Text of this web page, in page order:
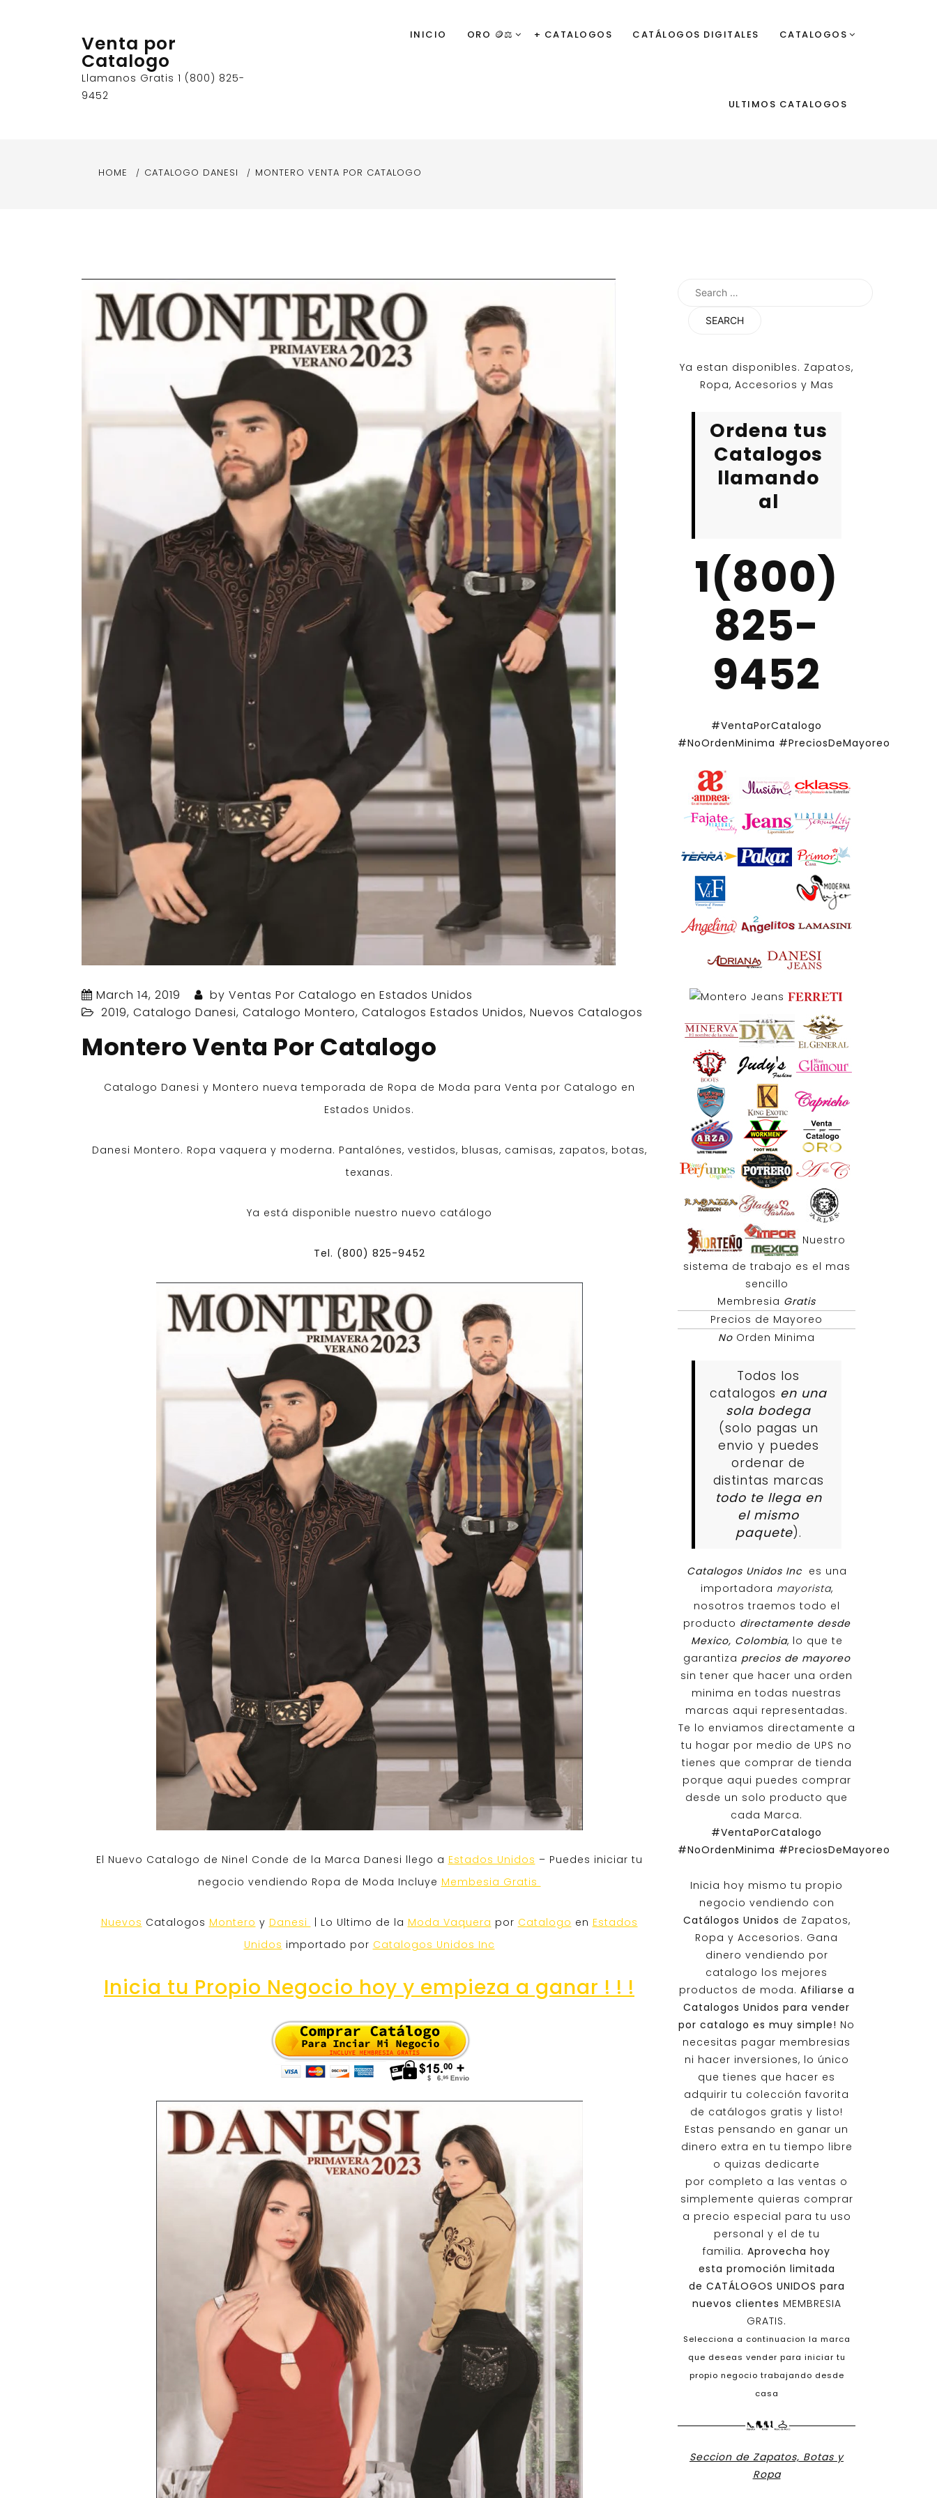
Venta por
Catalogo
Llamanos Gratis 1 (800) 825-
9452
INICIO ORO 🪙⚖️ + CATALOGOS CATÁLOGOS DIGITALES CATALOGOS
ULTIMOS CATALOGOS
HOME CATALOGO DANESI MONTERO VENTA POR CATALOGO
March 14, 2019 by Ventas Por Catalogo en Estados Unidos
2019, Catalogo Danesi, Catalogo Montero, Catalogos Estados Unidos, Nuevos Catalogos
Montero Venta Por Catalogo
Catalogo Danesi y Montero nueva temporada de Ropa de Moda para Venta por Catalogo en
Estados Unidos.
Danesi Montero. Ropa vaquera y moderna. Pantalónes, vestidos, blusas, camisas, zapatos, botas,
texanas.
Ya está disponible nuestro nuevo catálogo
Tel. (800) 825-9452
El Nuevo Catalogo de Ninel Conde de la Marca Danesi llego a Estados Unidos – Puedes iniciar tu
negocio vendiendo Ropa de Moda Incluye Membesia Gratis
Nuevos Catalogos Montero y Danesi | Lo Ultimo de la Moda Vaquera por Catalogo en Estados
Unidos importado por Catalogos Unidos Inc
Inicia tu Propio Negocio hoy y empieza a ganar ! ! !
Search
Ya estan disponibles. Zapatos,
Ropa, Accesorios y Mas
Ordena tus
Catalogos
llamando
al
1(800)
825-
9452
#VentaPorCatalogo
#NoOrdenMinima #PreciosDeMayoreo
Nuestro
sistema de trabajo es el mas
sencillo
Membresia Gratis
Precios de Mayoreo
No Orden Minima
Todos los
catalogos en una
sola bodega
(solo pagas un
envio y puedes
ordenar de
distintas marcas
todo te llega en
el mismo
paquete).
Catalogos Unidos Inc es una
importadora mayorista,
nosotros traemos todo el
producto directamente desde
Mexico, Colombia, lo que te
garantiza precios de mayoreo
sin tener que hacer una orden
minima en todas nuestras
marcas aqui representadas.
Te lo enviamos directamente a
tu hogar por medio de UPS no
tienes que comprar de tienda
porque aqui puedes comprar
desde un solo producto que
cada Marca.
#VentaPorCatalogo
#NoOrdenMinima #PreciosDeMayoreo
Inicia hoy mismo tu propio
negocio vendiendo con
Catálogos Unidos de Zapatos,
Ropa y Accesorios. Gana
dinero vendiendo por
catalogo los mejores
productos de moda. Afiliarse a
Catalogos Unidos para vender
por catalogo es muy simple! No
necesitas pagar membresias
ni hacer inversiones, lo único
que tienes que hacer es
adquirir tu colección favorita
de catálogos gratis y listo!
Estas pensando en ganar un
dinero extra en tu tiempo libre
o quizas dedicarte
por completo a las ventas o
simplemente quieras comprar
a precio especial para tu uso
personal y el de tu
familia. Aprovecha hoy
esta promoción limitada
de CATÁLOGOS UNIDOS para
nuevos clientes MEMBRESIA
GRATIS.
Selecciona a continuacion la marca
que deseas vender para iniciar tu
propio negocio trabajando desde
casa
Seccion de Zapatos, Botas y
Ropa